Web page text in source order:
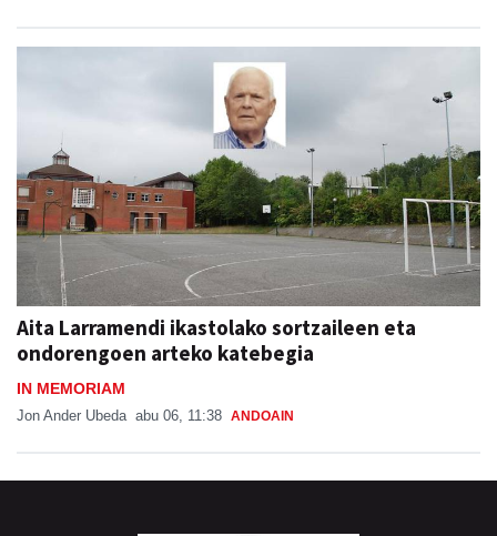
Aita Larramendi ikastolako sortzaileen eta
ondorengoen arteko katebegia
IN MEMORIAM
Jon Ander Ubeda abu 06, 11:38 ANDOAIN